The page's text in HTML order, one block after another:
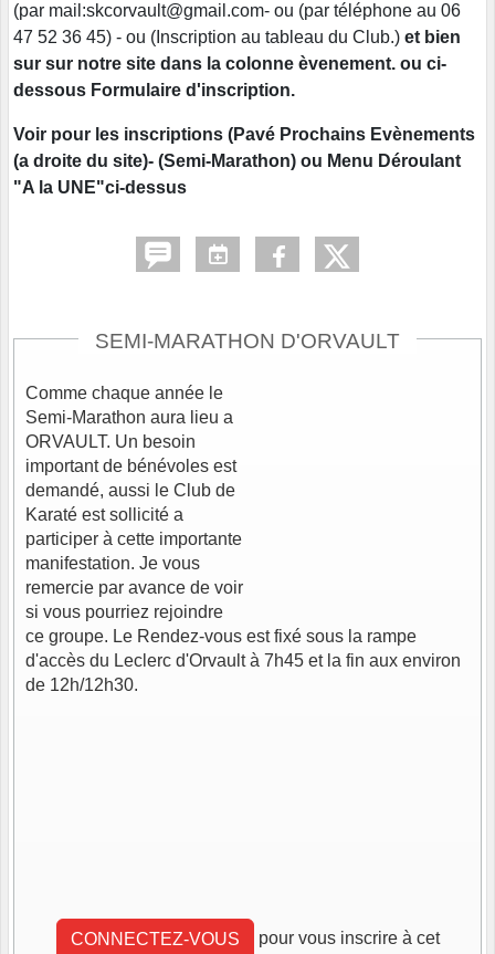
(par mail:skcorvault@gmail.com- ou (par téléphone au 06
47 52 36 45) - ou (Inscription au tableau du Club.) et bien
sur sur notre site dans la colonne èvenement. ou ci-
dessous Formulaire d'inscription.
Voir pour les inscriptions (Pavé Prochains Evènements
(a droite du site)- (Semi-Marathon) ou Menu Déroulant
"A la UNE"ci-dessus
SEMI-MARATHON D'ORVAULT
Comme chaque année le
Semi-Marathon aura lieu a
ORVAULT. Un besoin
important de bénévoles est
demandé, aussi le Club de
Karaté est sollicité a
participer à cette importante
manifestation. Je vous
remercie par avance de voir
si vous pourriez rejoindre
ce groupe. Le Rendez-vous est fixé sous la rampe
d'accès du Leclerc d'Orvault à 7h45 et la fin aux environ
de 12h/12h30.
CONNECTEZ-VOUS pour vous inscrire à cet